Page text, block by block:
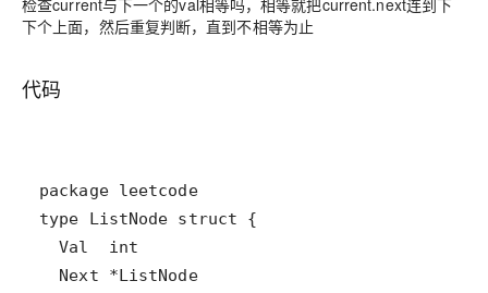
检查current与下一个的val相等吗，相等就把current.next连到下
下个上面，然后重复判断，直到不相等为止
代码
package leetcode
  Next *ListNode